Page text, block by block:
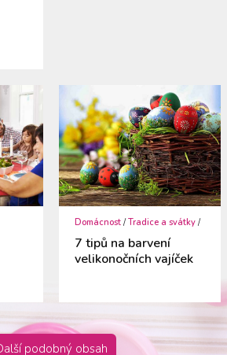
Domácnost /Tradice a svátky /
7 tipů na barvení
velikonočních vajíček
podobný obsah